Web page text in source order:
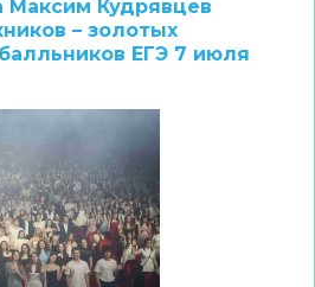
Максим Кудрявцев
– золотых
ЕГЭ 7 июля